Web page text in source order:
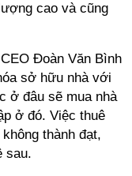
cao và cũng
Đoàn Văn Bình
sở hữu nhà với
ở đâu sẽ mua nhà
ở đó. Việc thuê
thành đạt,
sau.